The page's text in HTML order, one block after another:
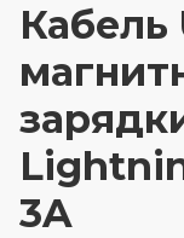
Кабель
3A